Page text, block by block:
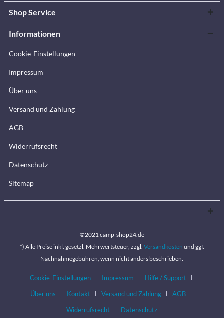
Shop Service
Informationen
Cookie-Einstellungen
Impressum
Über uns
Versand und Zahlung
AGB
Widerrufsrecht
Datenschutz
Sitemap
©2021 camp-shop24.de
*) Alle Preise inkl. gesetzl. Mehrwertsteuer, zzgl. Versandkosten und ggf.
Nachnahmegebühren, wenn nicht anders beschrieben.
Cookie-Einstellungen Impressum
Hilfe / Support
Über uns
Kontakt Versand und Zahlung
AGB
Widerrufsrecht
Datenschutz